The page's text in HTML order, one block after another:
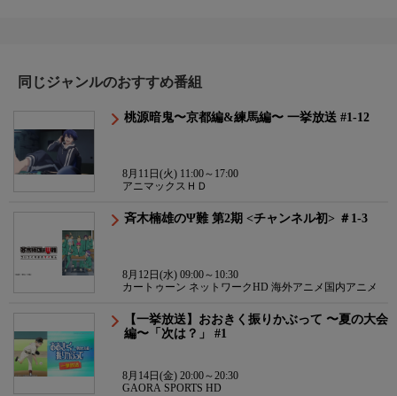
同じジャンルのおすすめ番組
桃源暗鬼〜京都編&練馬編〜 一挙放送 #1-12
8月11日(火) 11:00～17:00
アニマックスＨＤ
斉木楠雄のΨ難 第2期 <チャンネル初> ＃1-3
8月12日(水) 09:00～10:30
カートゥーン ネットワークHD 海外アニメ国内アニメ
【一挙放送】おおきく振りかぶって 〜夏の大会
編〜「次は？」 #1
8月14日(金) 20:00～20:30
GAORA SPORTS HD